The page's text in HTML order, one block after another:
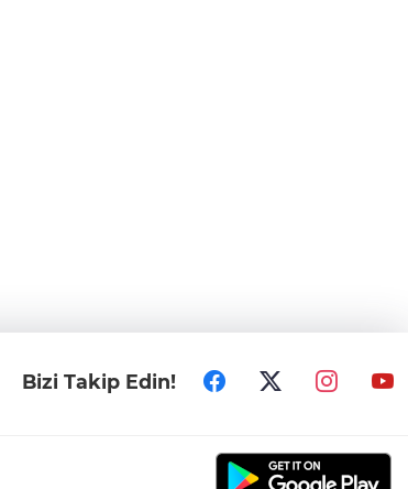
Bizi Takip Edin!